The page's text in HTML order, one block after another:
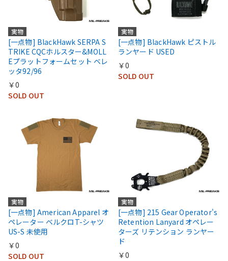
実物
[一点物] BlackHawk SERPA S
TRIKE CQCホルスター&MOLL
Eプラットフォームセット ベレ
ッタ92/96
￥0
SOLD OUT
実物
[一点物] BlackHawk ピストル
ランヤード USED
￥0
SOLD OUT
実物
[一点物] American Apparel オ
ペレーター ベルクロT-シャツ
US-S 未使用
￥0
SOLD OUT
実物
[一点物] 215 Gear Operator's
Retention Lanyard オペレー
ターズ リテンション ランヤー
ド
￥0